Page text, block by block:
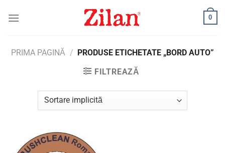
0
PRIMA PAGINĂ / PRODUSE ETICHETATE „BORD AUTO”
FILTREAZĂ